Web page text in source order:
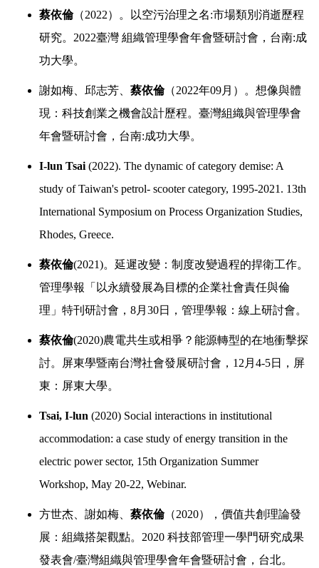
蔡依倫（2022）。以空污治理之名:市場類別消逝歷程
研究。 2022臺灣 組織管理學會年會暨研討會，台南:成
功大學。
謝如梅、邱志芳、 蔡依倫（2022年09月）。想像與體
現：科技創業之機會設計歷程。臺灣組織與管理學會
年會暨研討會，台南:成功大學。
I-lun Tsai (2022). The dynamic of category demise: A
study of Taiwan's petrol- scooter category, 1995-2021. 13th
International Symposium on Process Organization Studies,
Rhodes, Greece.
蔡依倫(2021)。延遲改變：制度改變過程的捍衛工作。
管理學報「以永續發展為目標的企業社會責任與倫
理」特刊研討會， 8月 30日，管理學報：線上研討會。
蔡依倫(2020)農電共生或相爭？能源轉型的在地衝擊探
討。屏東學暨南台灣社會發展研討會， 12 月 4-5日，屏
東：屏東大學。
Tsai, I-lun (2020) Social interactions in institutional
accommodation: a case study of energy transition in the
electric power sector, 15th Organization Summer
Workshop, May 20-22, Webinar.
方世杰、謝如梅、 蔡依倫（2020），價值共創理論發
展：組織搭架觀點。 2020 科技部管理一學門研究成果
發表會/臺灣組織與管理學會年會暨研討會，台北。